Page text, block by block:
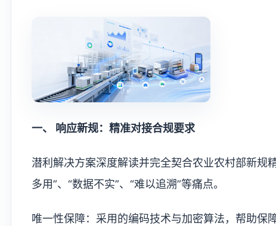
‍一、 响应新规：精准对接合规要求
潜利解决方案深度解读并完全契合农业农村部新规
多用”、“数据不实”、“难以追溯”等痛点。
唯一性保障：采用的编码技术与加密算法，帮助保